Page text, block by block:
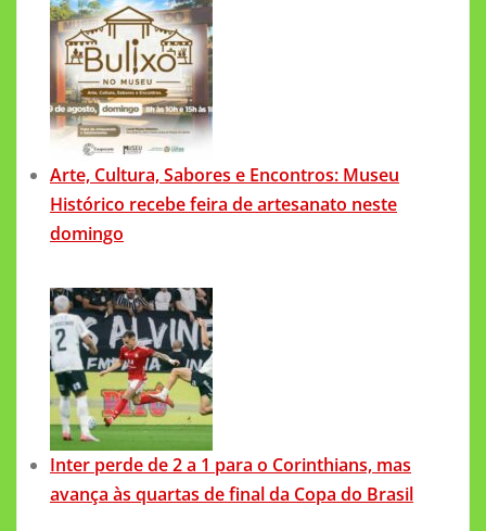
Arte, Cultura, Sabores e Encontros: Museu
Histórico recebe feira de artesanato neste
domingo
Inter perde de 2 a 1 para o Corinthians, mas
avança às quartas de final da Copa do Brasil